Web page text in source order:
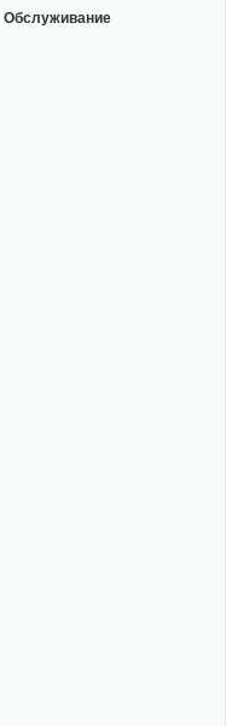
Обслуживание